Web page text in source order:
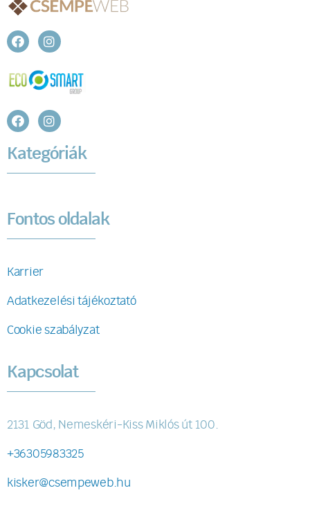
Kategóriák
Fontos oldalak
Karrier
Adatkezelési tájékoztató
Cookie szabályzat
Kapcsolat
2131 Göd, Nemeskéri-Kiss Miklós út 100.
+36305983325
kisker@csempeweb.hu